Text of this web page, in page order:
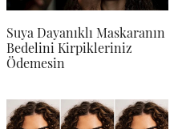
Suya Dayanıklı Maskaranın
Bedelini Kirpikleriniz
Ödemesin